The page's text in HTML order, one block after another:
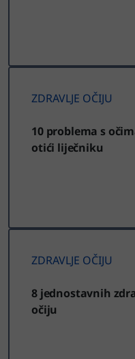
ZDRAVLJE OČIJU
10 problema s
otići liječniku
ZDRAVLJE OČIJU
8 jednostavnih
očiju